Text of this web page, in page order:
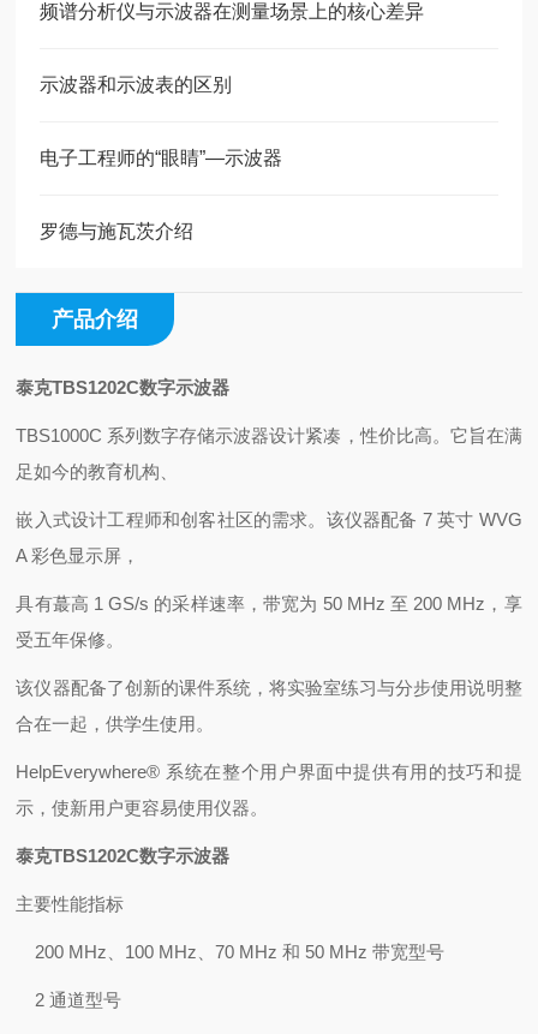
频谱分析仪与示波器在测量场景上的核心差异
示波器和示波表的区别
电子工程师的“眼睛”—示波器
罗德与施瓦茨介绍
产品介绍
泰克TBS1202C数字示波器
TBS1000C 系列数字存储示波器设计紧凑，性价比高。它旨在满
足如今的教育机构、
嵌入式设计工程师和创客社区的需求。该仪器配备 7 英寸 WVG
A 彩色显示屏，
具有蕞高 1 GS/s 的采样速率，带宽为 50 MHz 至 200 MHz，享
受五年保修。
该仪器配备了创新的课件系统，将实验室练习与分步使用说明整
合在一起，供学生使用。
HelpEverywhere® 系统在整个用户界面中提供有用的技巧和提
示，使新用户更容易使用仪器。
泰克TBS1202C数字示波器
主要性能指标
200 MHz、100 MHz、70 MHz 和 50 MHz 带宽型号
2 通道型号